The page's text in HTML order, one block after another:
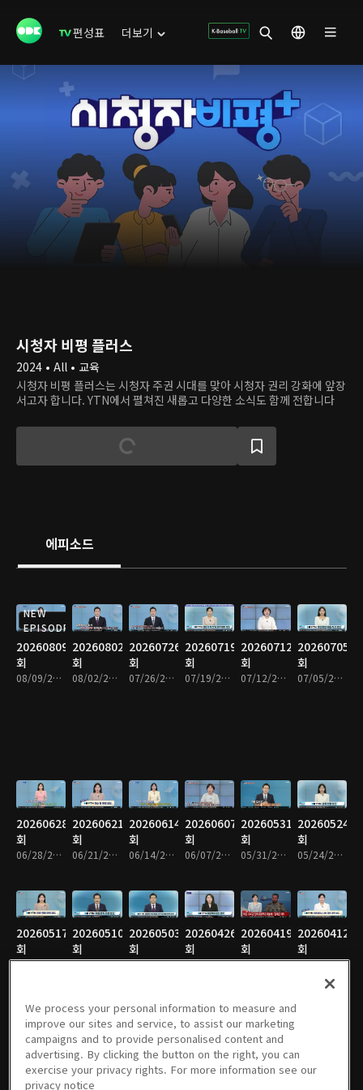
편성표 더보기
시청자 비평 플러스
2024 • All • 교육
시청자 비평 플러스는 시청자 주권 시대를 맞아 시청자 권리 강화에 앞장
서고자 합니다. YTN에서 펼쳐진 새롭고 다양한 소식도 함께 전합니다
에피소드
NEW
EPISODE
20260809
회
08/09/2026 • 31분
20260802
회
08/02/2026 • 31분
20260726
회
07/26/2026 • 31분
20260719
회
07/19/2026 • 31분
20260712
회
07/12/2026 • 31분
20260705
회
07/05/2026 • 31분
20260628
회
06/28/2026 • 31분
20260621
회
06/21/2026 • 31분
20260614
회
06/14/2026 • 31분
20260607
회
06/07/2026 • 31분
20260531
회
05/31/2026 • 31분
20260524
회
05/24/2026 • 31분
20260517
회
05/17/2026 • 31분
20260510
회
05/10/2026 • 31분
20260503
회
05/03/2026 • 31분
20260426
회
04/26/2026 • 31분
20260419
회
04/19/2026 • 19분
20260412
회
04/12/2026 • 31분
20260405
회
04/05/2026 • 31분
20260329
회
03/29/2026 • 31분
20260322
회
03/22/2026 • 31분
20260315
회
03/15/2026 • 31분
20260308
회
03/08/2026 • 31분
회
We process your personal information to measure and
improve our sites and service, to assist our marketing
campaigns and to provide personalised content and
advertising. By clicking the button on the right, you can
exercise your privacy rights. For more information see our
privacy notice